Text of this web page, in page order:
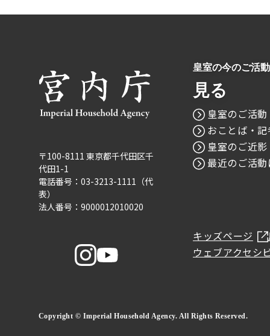
〒100-8111 東京都千代田区千
代田1-1
電話番号：03-3213-1111（代
表）
法人番号：9000012010020
皇室の今のご活
見る
皇室のご活
おことば・
皇室のご近影
最近のご活
キッズページ
ウェブアクセシ
Copyright © Imperial Household Agency. All Rights Reserved.